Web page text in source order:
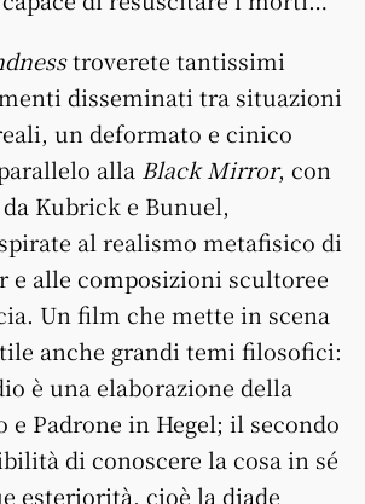
troverete tantissimi
disseminati tra situazioni
un deformato e cinico
alla Black Mirror, con
Kubrick e Bunuel,
al realismo metafisico di
e alle composizioni scultoree
Un film che mette in scena
anche grandi temi filosofici:
è una elaborazione della
e Padrone in Hegel; il secondo
di conoscere la cosa in sé
esteriorità, cioè la diade